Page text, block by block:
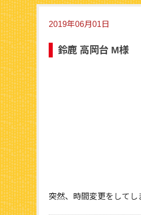
2019年06月01日
鈴鹿 高岡台 M様
突然、時間変更をしてし